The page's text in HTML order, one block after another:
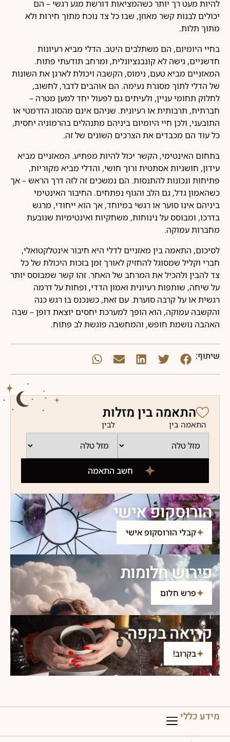
להיות מעט רך יותר כשהמציאות דורשת מגע רגשי – הם
יכולים לבנות קשר מאוזן, שבו כל צד נוכח מתוך חירות ולא
מתוך תלות.
בחיי היומיום, הם משתלבים היטב. הדלי מביא רעיונות
חדשניים, גישה לא קונבנציונלית, ומרחב תודעתי פתוח.
המאזניים מביא טעם, נימוס, הקשבה ויכולת לארגן את השונות
של הדלי לתוך מסגרת נעימה. הם אוהבים לדבר, לחשוב,
לחלוק תחומי עניין, ולעיתים גם לפעול יחד למען מטרה –
חברתית, תרבותית או רעיונית. שניהם אינם מהסוג הדרמטי או
התובעני, ולכן חיי היומיום ביניהם מתנהלים בהרמוניה יחסית,
כל עוד הם מכבדים את הצרכים השונים של זה.
בתחום האינטימי, הקשר יכול להיות מפתיע. המאזניים מביא
עידון, חושניות אסתטית ורוך חושי, והדלי מביא מקוריות,
פתיחות ונכונות להתנסות. הם נמשכים זה לזה דרך הראש – אך
כשהאמון גדל, גם הלב והגוף נפתחים. החיבור האינטימי
ביניהם אינו סוער או רגשי במיוחד, אך הוא ייחודי, מרגש
בדרכו, ומבוסס על נינוחות, משחקיות ואינטימיות שנובעת
מחברות עמוקה.
לסיכום, התאמה בין מאזניים לדלי היא חיבור אינטלקטואלי,
חברי וקליל שמסוגל להחזיק לאורך זמן בזכות היכולת של כל
צד להבין ולהכיל את המרחב של האחר. זהו קשר שמבוסס יותר
על שיחה, שותפות רעיונית ואמון הדדי, ופחות על דרמה
רגשית או על קרבה סוערת. עם זאת, כשנכנס בו רגש כנה
והקשבה עמוקה, הוא הופך למערכת יחסים יוצאת דופן – שבה
האהבה נושמת חופש, והמחשבה פוגשת לב פתוח.
שיתוף:
התאמה בין מזלות
התאמה בין לבין
חשב התאמה
הורוסקופ אישי
קבלי הורוסקופ אישי
פירוש חלומות
פרש חלום
קריאה בקפה
בקרוב!
מידע כללי